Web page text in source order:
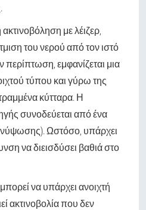
με λέιζερ,
του νερού από τον ιστό
περίπτωση, εμφανίζεται μια
τύπου και γύρω της
κύτταρα. Η
συνοδεύεται από ένα
Ωστόσο, υπάρχει
να διεισδύσει βαθιά στο
να υπάρχει ανοιχτή
ακτινοβολία που δεν